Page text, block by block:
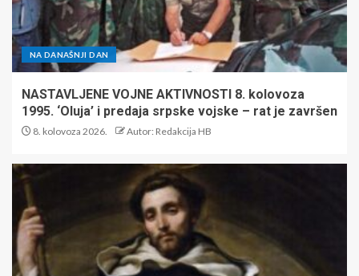
NA DANAŠNJI DAN
NASTAVLJENE VOJNE AKTIVNOSTI 8. kolovoza
1995. ‘Oluja’ i predaja srpske vojske – rat je završen
8. kolovoza 2026. Autor: Redakcija HB